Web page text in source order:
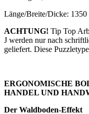
Länge/Breite/Dicke:
ACHTUNG! Tip Top
J werden nur nach
geliefert. Diese
ERGONOMISCHE
HANDEL UND
Der Waldboden-Effekt